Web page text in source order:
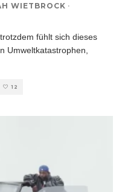
WIETBROCK ·
fühlt sich dieses
Umweltkatastrophen,
12